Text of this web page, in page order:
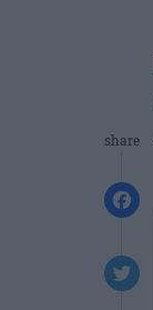
share